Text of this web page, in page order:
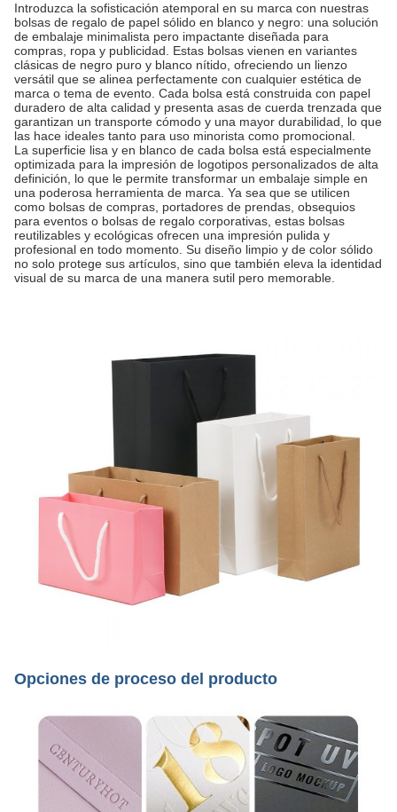
Introduzca la sofisticación atemporal en su marca con nuestras
bolsas de regalo de papel sólido en blanco y negro: una solución
de embalaje minimalista pero impactante diseñada para
compras, ropa y publicidad. Estas bolsas vienen en variantes
clásicas de negro puro y blanco nítido, ofreciendo un lienzo
versátil que se alinea perfectamente con cualquier estética de
marca o tema de evento. Cada bolsa está construida con papel
duradero de alta calidad y presenta asas de cuerda trenzada que
garantizan un transporte cómodo y una mayor durabilidad, lo que
las hace ideales tanto para uso minorista como promocional.
La superficie lisa y en blanco de cada bolsa está especialmente
optimizada para la impresión de logotipos personalizados de alta
definición, lo que le permite transformar un embalaje simple en
una poderosa herramienta de marca. Ya sea que se utilicen
como bolsas de compras, portadores de prendas, obsequios
para eventos o bolsas de regalo corporativas, estas bolsas
reutilizables y ecológicas ofrecen una impresión pulida y
profesional en todo momento. Su diseño limpio y de color sólido
no solo protege sus artículos, sino que también eleva la identidad
visual de su marca de una manera sutil pero memorable.
Opciones de proceso del producto